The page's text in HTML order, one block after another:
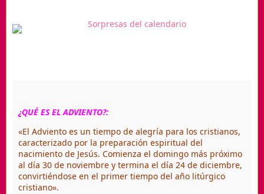
¿QUÉ ES EL ADVIENTO?:
«El Adviento es un tiempo de alegría para los cristianos,
caracterizado por la preparación espiritual del
nacimiento de Jesús. Comienza el domingo más próximo
al día 30 de noviembre y termina el día 24 de diciembre,
convirtiéndose en el primer tiempo del año litúrgico
cristiano».